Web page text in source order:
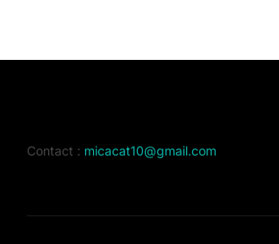
Contact : micacat10@gmail.com